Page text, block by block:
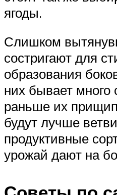
ягоды.
Слишком
состригают для
образования
них бывает много
раньше их
будут лучше
продуктивные
урожай дают на